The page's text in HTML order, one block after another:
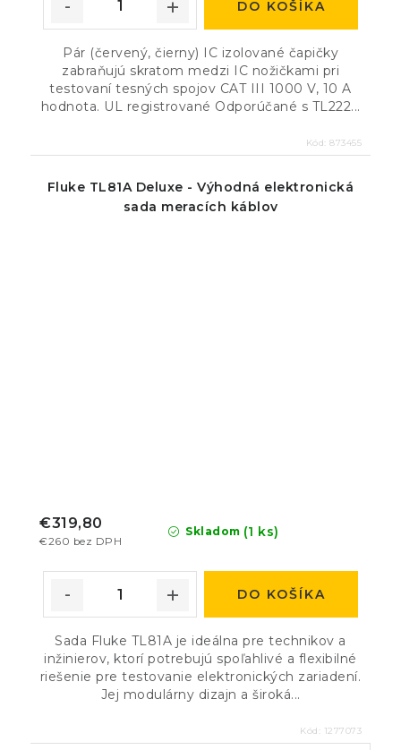
DO KOŠÍKA
Pár (červený, čierny) IC izolované čapičky
zabraňujú skratom medzi IC nožičkami pri
testovaní tesných spojov CAT III 1000 V, 10 A
hodnota. UL registrované Odporúčané s TL222...
Kód: 873455
Fluke TL81A Deluxe - Výhodná elektronická
sada meracích káblov
Skladom (1 ks)
€260 bez DPH
€319,80
DO KOŠÍKA
Sada Fluke TL81A je ideálna pre technikov a
inžinierov, ktorí potrebujú spoľahlivé a flexibilné
riešenie pre testovanie elektronických zariadení.
Jej modulárny dizajn a široká...
Kód: 1277073